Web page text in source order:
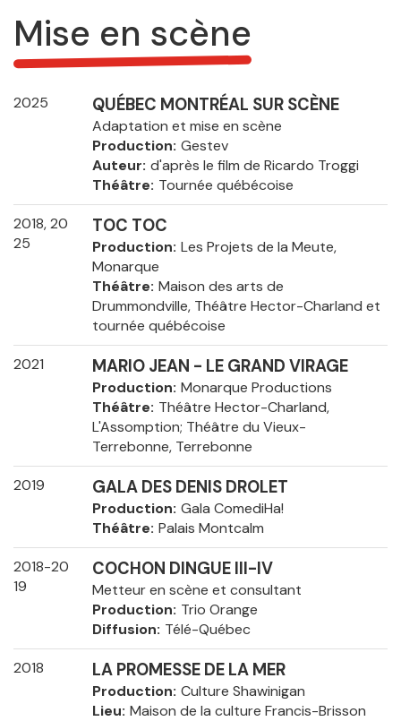
Mise en scène
2025 QUÉBEC MONTRÉAL SUR SCÈNE
Adaptation et mise en scène
Production Gestev
Auteur d'après le film de Ricardo Troggi
Théâtre Tournée québécoise
2018, 20
25
TOC TOC
Production Les Projets de la Meute,
Monarque
Théâtre Maison des arts de
Drummondville, Théâtre Hector-Charland et
tournée québécoise
2021 MARIO JEAN - LE GRAND VIRAGE
Production Monarque Productions
Théâtre Théâtre Hector-Charland,
L'Assomption; Théâtre du Vieux-
Terrebonne, Terrebonne
2019 GALA DES DENIS DROLET
Production Gala ComediHa!
Théâtre Palais Montcalm
2018-20
19
COCHON DINGUE III-IV
Metteur en scène et consultant
Production Trio Orange
Diffusion Télé-Québec
2018 LA PROMESSE DE LA MER
Production Culture Shawinigan
Lieu Maison de la culture Francis-Brisson